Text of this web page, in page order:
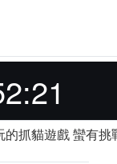
的抓貓遊戲 蠻有挑